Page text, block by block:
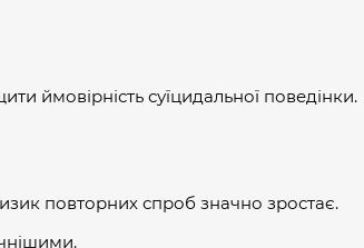
ймовірність суїцидальної поведінки.
повторних спроб значно зростає.